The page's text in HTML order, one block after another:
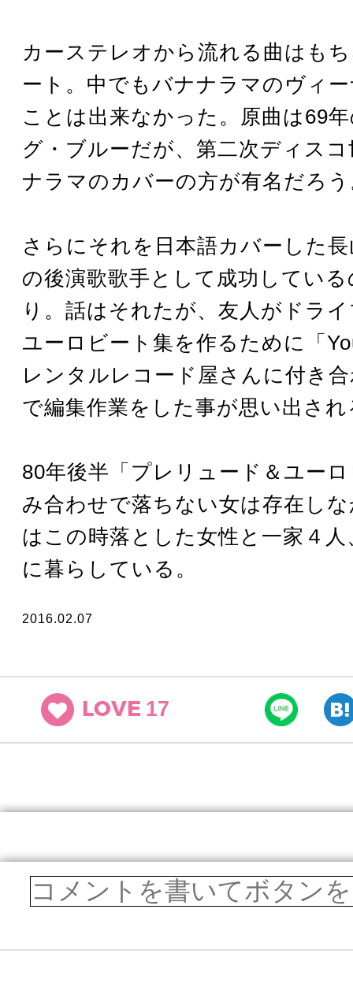
カーステレオから流れる曲はも
ート。中でもバナナラマのヴィ
ことは出来なかった。原曲は69
グ・ブルーだが、第二次ディス
ナラマのカバーの方が有名だろ
さらにそれを日本語カバーした
の後演歌歌手として成功してい
り。話はそれたが、友人がドラ
ユーロビート集を作るために「
レンタルレコード屋さんに付き
で編集作業をした事が思い出され
80年後半「プレリュード＆ユー
み合わせで落ちない女は存在し
はこの時落とした女性と一家４
に暮らしている。
2016.02.07
LOVE 17